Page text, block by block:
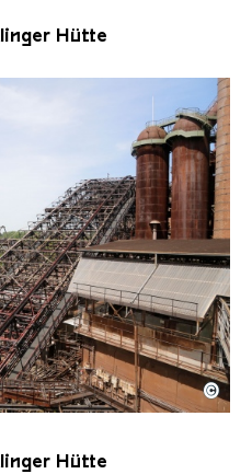
Hütte
Völklinger Hütte mit
Völklinger Hütte | Karl
©
Hütte